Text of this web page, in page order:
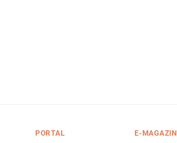
PORTAL E-MAGAZIN